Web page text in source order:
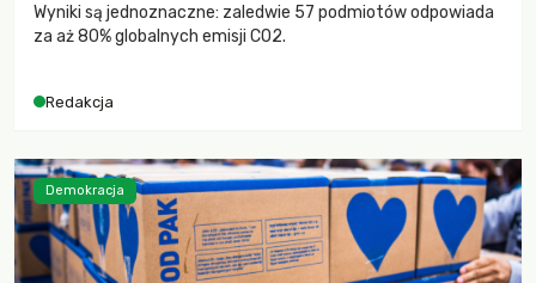
Wyniki są jednoznaczne: zaledwie 57 podmiotów odpowiada
za aż 80% globalnych emisji CO2.
Redakcja
Demokracja